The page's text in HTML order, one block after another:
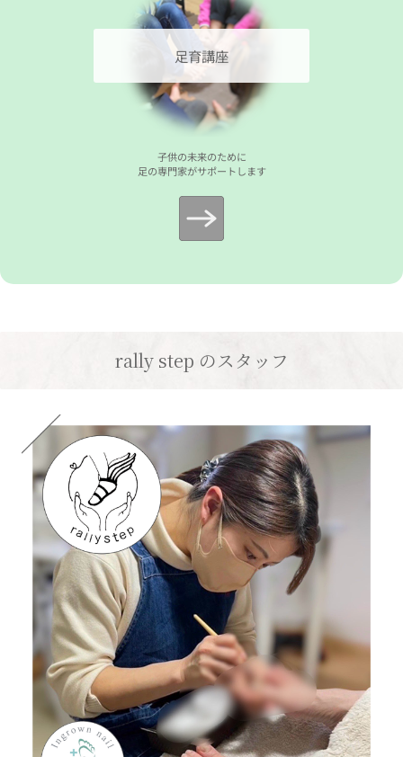
足育講座
子供の未来のために
足の専門家がサポートします
rally step のスタッフ